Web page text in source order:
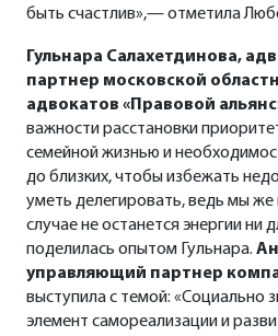
быть счастлив»,— отметила
Гульнара Салахетдинова,
партнер московской
адвокатов «Правовой
важности расстановки
семейной жизнью и
до близких, чтобы избежать
уметь делегировать, ведь мы
случае не останется энергии ни
поделилась опытом Гульнара.
управляющий партнер
выступила с темой: «Социально
элемент самореализации и